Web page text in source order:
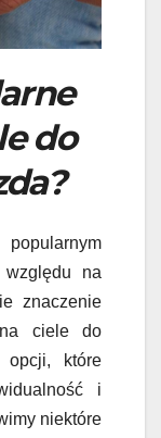
do
na
znaczenie
na ciele do
opcji, które
i
niektóre